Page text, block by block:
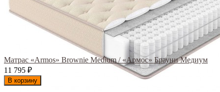
Матрас «Armos» Brownie Medium / «Армос» Брауни Медиум
11 795 ₽
В корзину